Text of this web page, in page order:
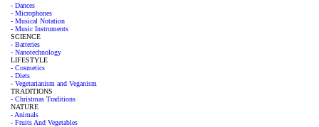
- Dances
- Microphones
- Musical Notation
- Music Instruments
SCIENCE
- Batteries
- Nanotechnology
LIFESTYLE
- Cosmetics
- Diets
- Vegetarianism and Veganism
TRADITIONS
- Christmas Traditions
NATURE
- Animals
- Fruits And Vegetables